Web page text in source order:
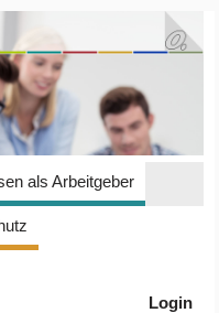
als Arbeitgeber
Login